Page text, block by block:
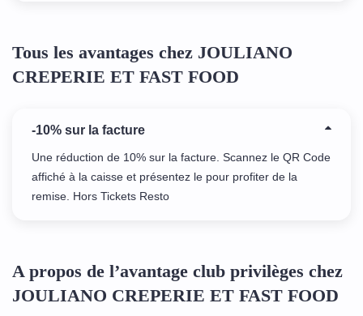
Tous les avantages chez JOULIANO
CREPERIE ET FAST FOOD
-10% sur la facture
Une réduction de 10% sur la facture. Scannez le QR Code
affiché à la caisse et présentez le pour profiter de la
remise. Hors Tickets Resto
A propos de l’avantage club privilèges chez
JOULIANO CREPERIE ET FAST FOOD